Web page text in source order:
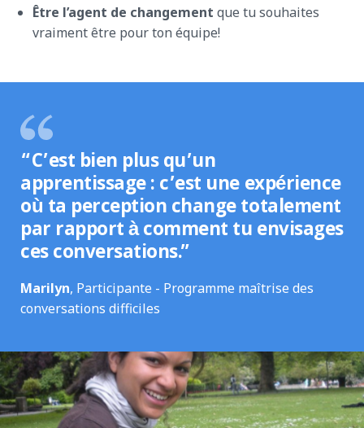
Être l’agent de changement que tu souhaites
vraiment être pour ton équipe!
“C’est bien plus qu’un
apprentissage : c’est une expérience
où ta perception change totalement
par rapport à comment tu envisages
ces conversations.”
Marilyn, Participante - Programme maîtrise des
conversations difficiles